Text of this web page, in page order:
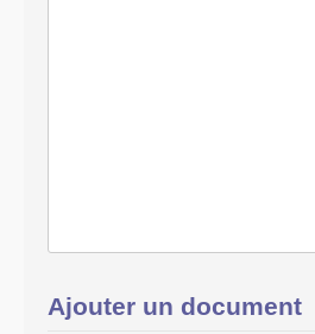
Ajouter un document